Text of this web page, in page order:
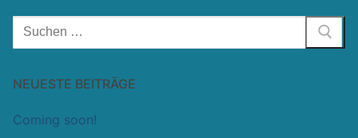
Suchen
nach:
NEUESTE BEITRÄGE
Coming soon!